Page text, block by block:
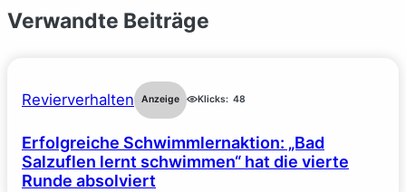
Verwandte Beiträge
Revierverhalten Anzeige Klicks: 48
Erfolgreiche Schwimmlernaktion: „Bad
Salzuflen lernt schwimmen“ hat die vierte
Runde absolviert